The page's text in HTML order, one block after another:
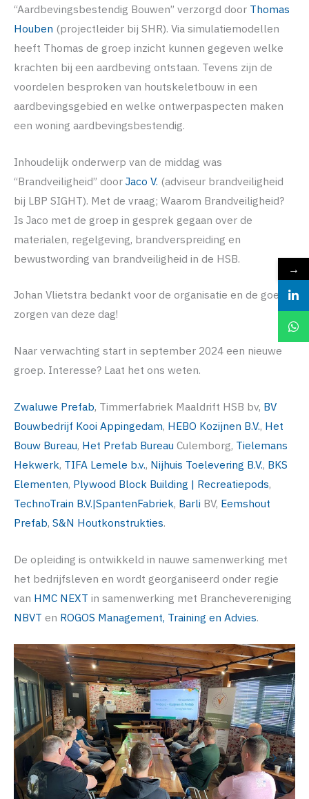
“Aardbevingsbestendig Bouwen” verzorgd door Thomas
Houben (projectleider bij SHR). Via simulatiemodellen
heeft Thomas de groep inzicht kunnen gegeven welke
krachten bij een aardbeving ontstaan. Tevens zijn de
voordelen besproken van houtskeletbouw in een
aardbevingsgebied en welke ontwerpaspecten maken
een woning aardbevingsbestendig.
Inhoudelijk onderwerp van de middag was
“Brandveiligheid” door Jaco V. (adviseur brandveiligheid
bij LBP SIGHT). Met de vraag; Waarom Brandveiligheid?
Is Jaco met de groep in gesprek gegaan over de
materialen, regelgeving, brandverspreiding en
bewustwording van brandveiligheid in de HSB.
Johan Vlietstra bedankt voor de organisatie en de goede
zorgen van deze dag!
Naar verwachting start in september 2024 een nieuwe
groep. Interesse? Laat het ons weten.
Zwaluwe Prefab, Timmerfabriek Maaldrift HSB bv, BV
Bouwbedrijf Kooi Appingedam, HEBO Kozijnen B.V., Het
Bouw Bureau, Het Prefab Bureau Culemborg, Tielemans
Hekwerk, TIFA Lemele b.v., Nijhuis Toelevering B.V., BKS
Elementen, Plywood Block Building | Recreatiepods,
TechnoTrain B.V.|SpantenFabriek, Barli BV, Eemshout
Prefab, S&N Houtkonstrukties.
De opleiding is ontwikkeld in nauwe samenwerking met
het bedrijfsleven en wordt georganiseerd onder regie
van HMC NEXT in samenwerking met Branchevereniging
NBVT en ROGOS Management, Training en Advies.
→